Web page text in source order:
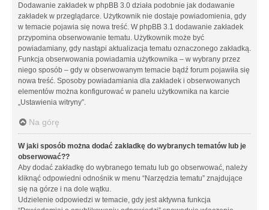
Dodawanie zakładek w phpBB 3.0 działa podobnie jak dodawanie
zakładek w przeglądarce. Użytkownik nie dostaje powiadomienia, gdy
w temacie pojawia się nowa treść. W phpBB 3.1 dodawanie zakładek
przypomina obserwowanie tematu. Użytkownik może być
powiadamiany, gdy nastąpi aktualizacja tematu oznaczonego zakładką.
Funkcja obserwowania powiadamia użytkownika – w wybrany przez
niego sposób – gdy w obserwowanym temacie bądź forum pojawiła się
nowa treść. Sposoby powiadamiania dla zakładek i obserwowanych
elementów można konfigurować w panelu użytkownika na karcie
„Ustawienia witryny”.
Na górę
W jaki sposób można dodać zakładkę do wybranych tematów lub je
obserwować??
Aby dodać zakładkę do wybranego tematu lub go obserwować, należy
kliknąć odpowiedni odnośnik w menu “Narzędzia tematu” znajdujące
się na górze i na dole wątku.
Udzielenie odpowiedzi w temacie, gdy jest aktywna funkcja